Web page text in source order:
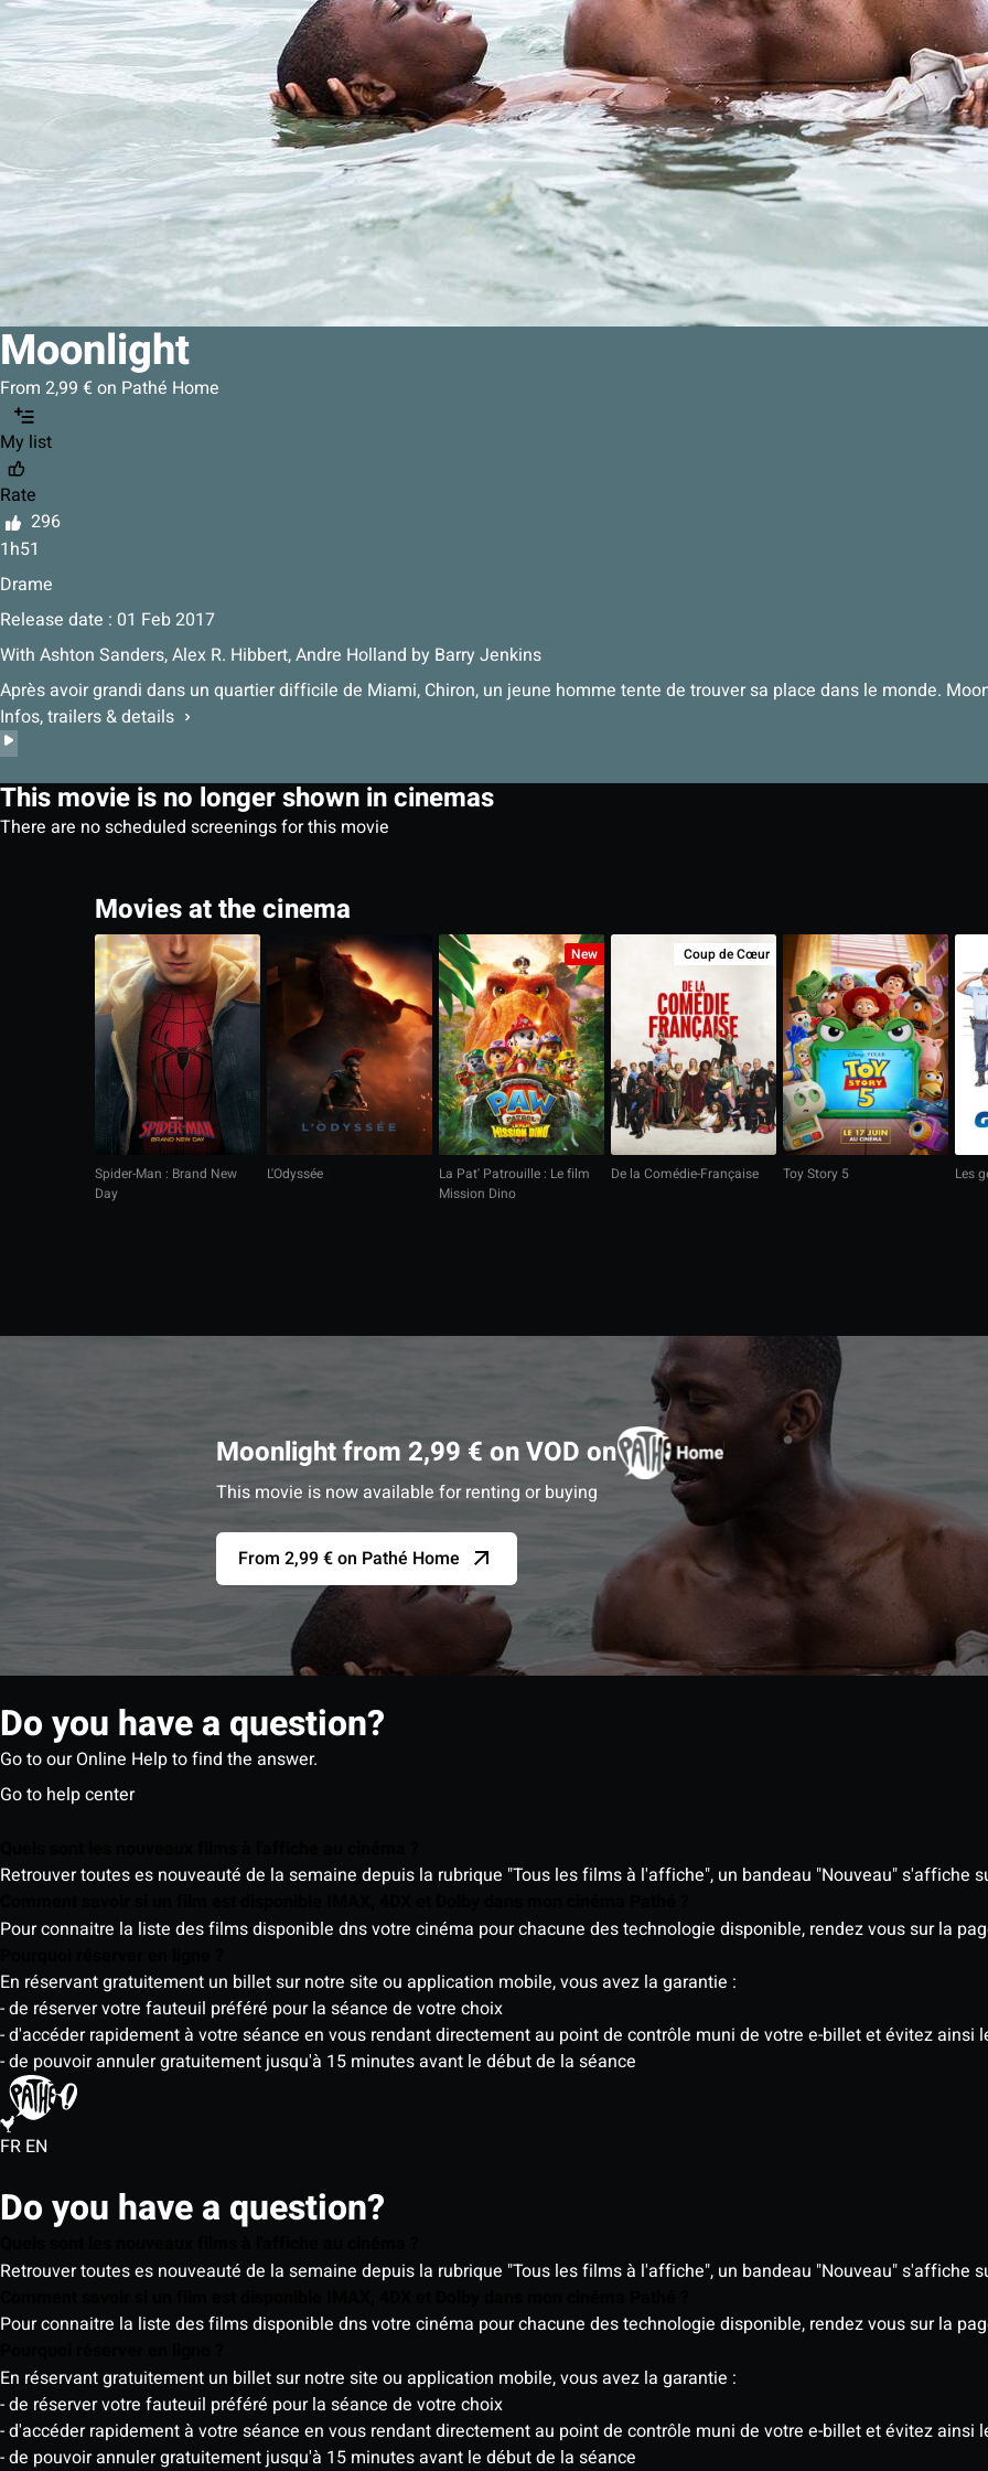
Moonlight
From 2,99 € on Pathé Home
My list
Rate
296
1h51
Drame
Release date : 01 Feb 2017
With Ashton Sanders, Alex R. Hibbert, Andre Holland by Barry Jenkins
Après avoir grandi dans un quartier difficile de Miami, Chiron, un jeune homme tente de trouver sa place dans le monde.
Infos, trailers & details
This movie is no longer shown in cinemas
There are no scheduled screenings for this movie
Movies at the cinema
Spider-Man : Brand New
Day
L'Odyssée
La Pat' Patrouille : Le film
Mission Dino
New
De la Comédie-Française
Coup de Cœur
Toy Story 5 Les
Moonlight from 2,99 € on VOD on
This movie is now available for renting or buying
From 2,99 € on Pathé Home
Do you have a question?
Go to our Online Help to find the answer.
Go to help center
Retrouver toutes es nouveauté de la semaine depuis la rubrique "Tous les films à l'affiche", un bandeau "Nouveau" s'affiche
Pour connaitre la liste des films disponible dns votre cinéma pour chacune des technologie disponible, rendez vous sur la
En réservant gratuitement un billet sur notre site ou application mobile, vous avez la garantie :
- de réserver votre fauteuil préféré pour la séance de votre choix
- d'accéder rapidement à votre séance en vous rendant directement au point de contrôle muni de votre e-billet et évitez ainsi
- de pouvoir annuler gratuitement jusqu'à 15 minutes avant le début de la séance
FR EN
Do you have a question?
Retrouver toutes es nouveauté de la semaine depuis la rubrique "Tous les films à l'affiche", un bandeau "Nouveau" s'affiche
Pour connaitre la liste des films disponible dns votre cinéma pour chacune des technologie disponible, rendez vous sur la
En réservant gratuitement un billet sur notre site ou application mobile, vous avez la garantie :
- de réserver votre fauteuil préféré pour la séance de votre choix
- d'accéder rapidement à votre séance en vous rendant directement au point de contrôle muni de votre e-billet et évitez ainsi
- de pouvoir annuler gratuitement jusqu'à 15 minutes avant le début de la séance